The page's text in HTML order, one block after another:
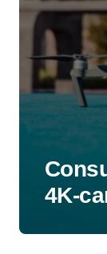
4K-